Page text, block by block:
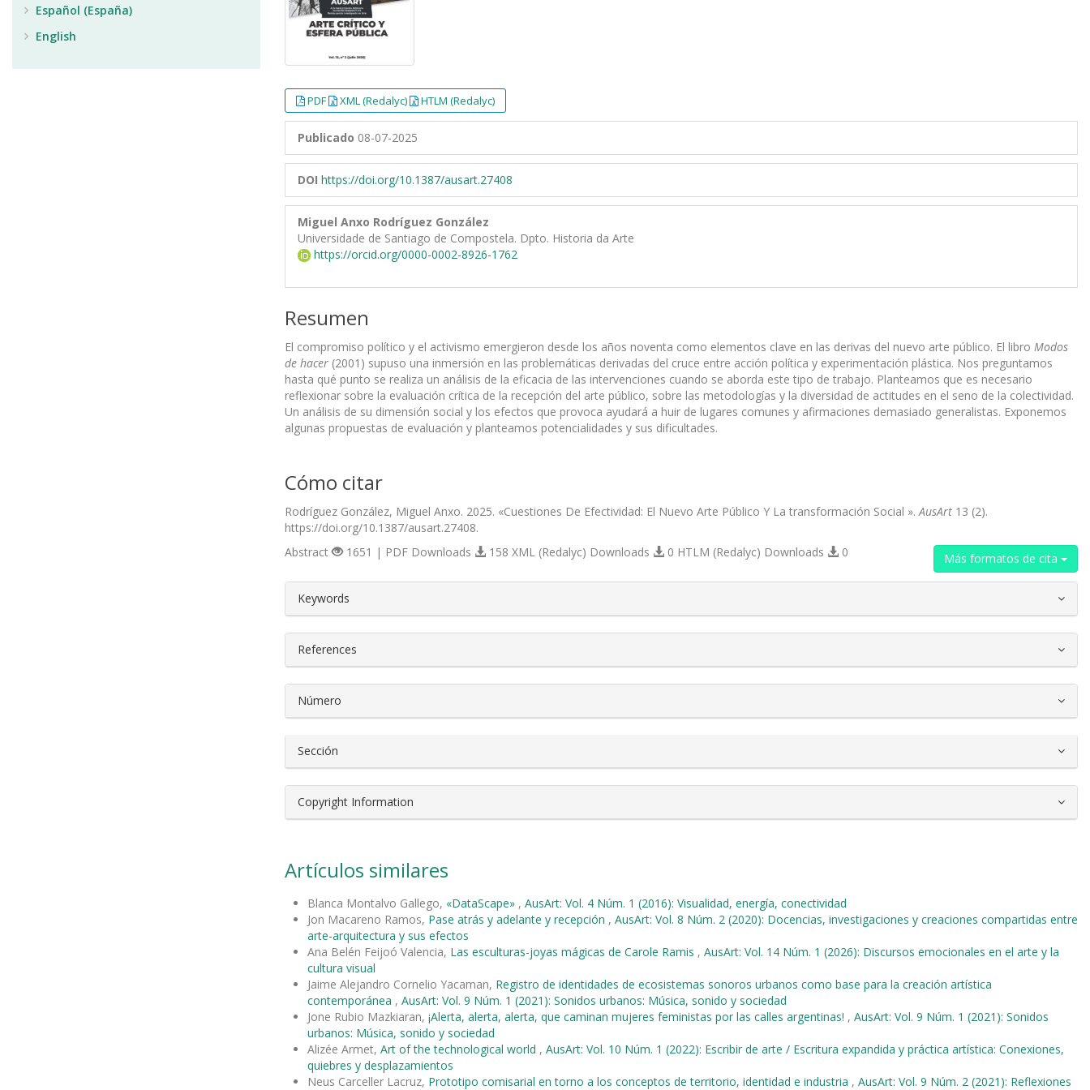
PDF XML (Redalyc) HTLM (Redalyc)
Publicado 08-07-2025
DOI https://doi.org/10.1387/ausart.27408
Miguel Anxo Rodríguez González
Universidade de Santiago de Compostela. Dpto. Historia da Arte
https://orcid.org/0000-0002-8926-1762
Resumen
El compromiso político y el activismo emergieron desde los años noventa como elementos clave en las derivas del nuevo arte público. El libro Modos
de hacer (2001) supuso una inmersión en las problemáticas derivadas del cruce entre acción política y experimentación plástica. Nos preguntamos
hasta qué punto se realiza un análisis de la eficacia de las intervenciones cuando se aborda este tipo de trabajo. Planteamos que es necesario
reflexionar sobre la evaluación crítica de la recepción del arte público, sobre las metodologías y la diversidad de actitudes en el seno de la colectividad.
Un análisis de su dimensión social y los efectos que provoca ayudará a huir de lugares comunes y afirmaciones demasiado generalistas. Exponemos
algunas propuestas de evaluación y planteamos potencialidades y sus dificultades.
Cómo citar
Rodríguez González, Miguel Anxo. 2025. «Cuestiones De Efectividad: El Nuevo Arte Público Y La transformación Social ». AusArt 13 (2).
https://doi.org/10.1387/ausart.27408.
Más formatos de cita
Abstract 1651 | PDF Downloads 158 XML (Redalyc) Downloads 0 HTLM (Redalyc) Downloads 0
##plugins.themes.bootstrap3.article.details##
Keywords
References
Número
Sección
Copyright Information
Artículos similares
Blanca Montalvo Gallego, «DataScape» , AusArt: Vol. 4 Núm. 1 (2016): Visualidad, energía, conectividad
Jon Macareno Ramos, Pase atrás y adelante y recepción , AusArt: Vol. 8 Núm. 2 (2020): Docencias, investigaciones y creaciones compartidas entre
arte-arquitectura y sus efectos
Ana Belén Feijoó Valencia, Las esculturas-joyas mágicas de Carole Ramis , AusArt: Vol. 14 Núm. 1 (2026): Discursos emocionales en el arte y la
cultura visual
Jaime Alejandro Cornelio Yacaman, Registro de identidades de ecosistemas sonoros urbanos como base para la creación artística
contemporánea , AusArt: Vol. 9 Núm. 1 (2021): Sonidos urbanos: Música, sonido y sociedad
Jone Rubio Mazkiaran, ¡Alerta, alerta, alerta, que caminan mujeres feministas por las calles argentinas! , AusArt: Vol. 9 Núm. 1 (2021): Sonidos
urbanos: Música, sonido y sociedad
Alizée Armet, Art of the technological world , AusArt: Vol. 10 Núm. 1 (2022): Escribir de arte / Escritura expandida y práctica artística: Conexiones,
quiebres y desplazamientos
Neus Carceller Lacruz, Prototipo comisarial en torno a los conceptos de territorio, identidad e industria , AusArt: Vol. 9 Núm. 2 (2021): Reflexiones
Español (España)
English